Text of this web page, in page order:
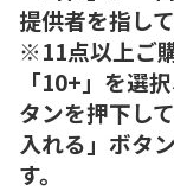
提供者を指して
※11点以上ご
「10+」を選
タンを押下し
入れる」ボタ
す。